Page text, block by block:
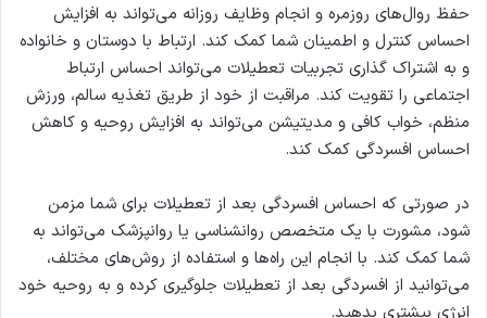
حفظ روال‌های روزمره و انجام وظایف روزانه می‌تواند به افزایش
احساس کنترل و اطمینان شما کمک کند. ارتباط با دوستان و خانواده
و به اشتراک گذاری تجربیات تعطیلات می‌تواند احساس ارتباط
اجتماعی را تقویت کند. مراقبت از خود از طریق تغذیه سالم، ورزش
منظم، خواب کافی و مدیتیشن می‌تواند به افزایش روحیه و کاهش
احساس افسردگی کمک کند.
در صورتی که احساس افسردگی بعد از تعطیلات برای شما مزمن
شود، مشورت با یک متخصص روانشناسی یا روانپزشک می‌تواند به
شما کمک کند. با انجام این راه‌ها و استفاده از روش‌های مختلف،
می‌توانید از افسردگی بعد از تعطیلات جلوگیری کرده و به روحیه خود
انرژی بیشتری بدهید.